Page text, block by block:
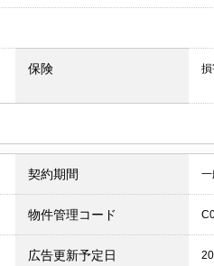
保険 損
契約期間 一
物件管理コード
広告更新予定日